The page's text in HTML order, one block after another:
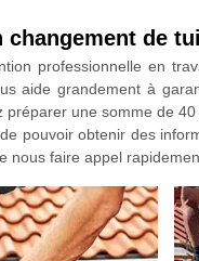
changement de
professionnelle en
aide grandement à
préparer une somme de
pouvoir obtenir des
nous faire appel